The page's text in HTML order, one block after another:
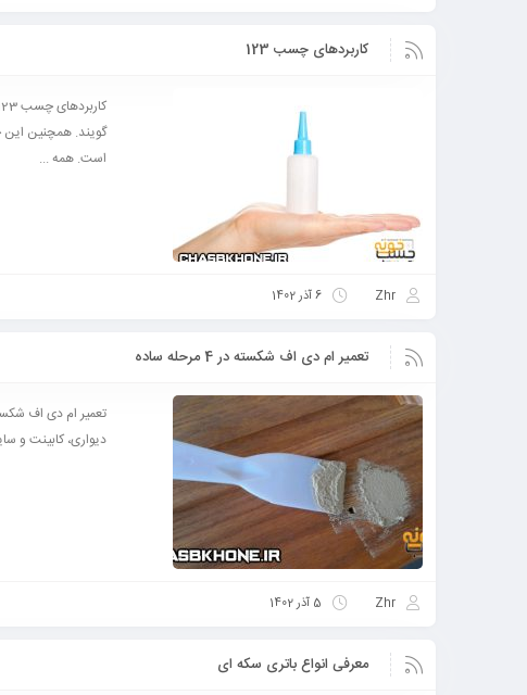
کاربردهای چسب 123
است. همه ...
Zhr 6 آذر 1402
تعمیر ام دی اف شکسته در 4 مرحله ساده
دیواری، کابینت و
Zhr 5 آذر 1402
معرفی انواع باتری سکه ای